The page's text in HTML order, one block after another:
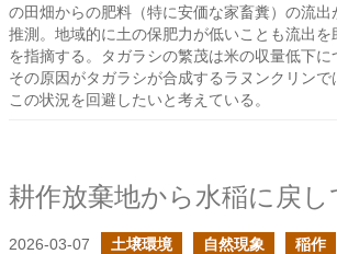
の田畑からの肥料（特に安価な家畜糞）の流出
推測。地域的に土の保肥力が低いことも流出を
を指摘する。タガラシの繁茂は米の収量低下に
その原因がタガラシが合成するラヌンクリンで
この状況を回避したいと考えている。
2026-03-07 土壌環境 自然現象 稲作